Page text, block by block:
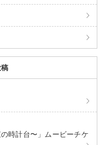
時計台〜」ムービーチケ